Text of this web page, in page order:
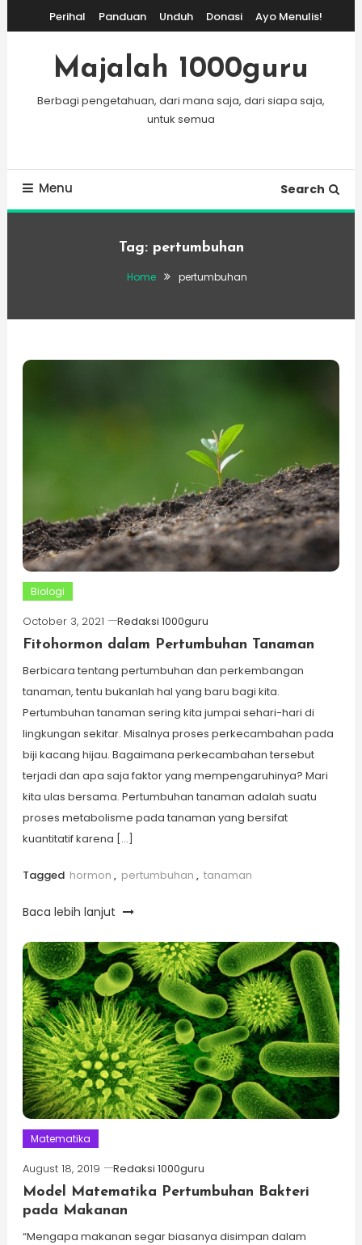
To
Content
Perihal Panduan Unduh Donasi Ayo Menulis!
Majalah 1000guru
Berbagi pengetahuan, dari mana saja, dari siapa saja,
untuk semua
Menu Search
Tag: pertumbuhan
Home pertumbuhan
Biologi
October 3, 2021
Redaksi 1000guru
Fitohormon dalam Pertumbuhan Tanaman
Berbicara tentang pertumbuhan dan perkembangan
tanaman, tentu bukanlah hal yang baru bagi kita.
Pertumbuhan tanaman sering kita jumpai sehari-hari di
lingkungan sekitar. Misalnya proses perkecambahan pada
biji kacang hijau. Bagaimana perkecambahan tersebut
terjadi dan apa saja faktor yang mempengaruhinya? Mari
kita ulas bersama. Pertumbuhan tanaman adalah suatu
proses metabolisme pada tanaman yang bersifat
kuantitatif karena […]
Tagged hormon , pertumbuhan , tanaman
Baca lebih lanjut
Matematika
August 18, 2019
Redaksi 1000guru
Model Matematika Pertumbuhan Bakteri
pada Makanan
“Mengapa makanan segar biasanya disimpan dalam